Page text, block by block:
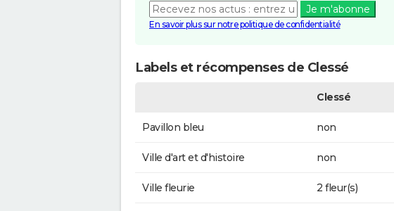
Je m'abonne
En savoir plus sur notre politique de confidentialité
Labels et récompenses de Clessé
Clessé
Pavillon bleu non
Ville d'art et d'histoire non
Ville fleurie 2 fleur(s)